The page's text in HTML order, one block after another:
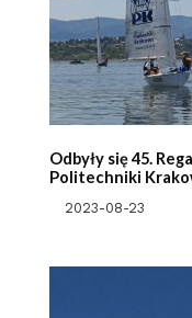
Odbyły się 45.
Politechniki
2023-08-23